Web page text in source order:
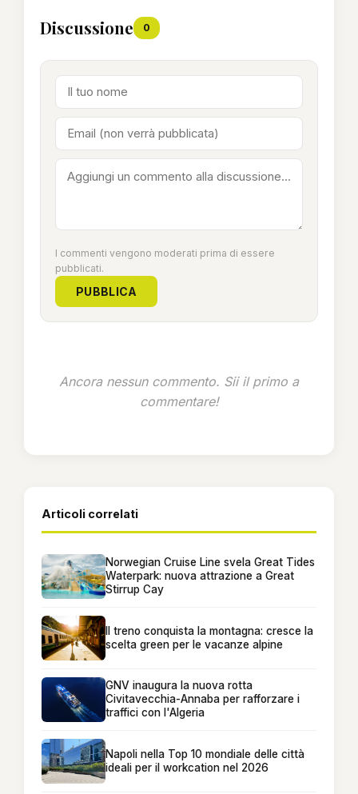
Discussione 0
I commenti vengono moderati prima di essere
pubblicati.
PUBBLICA
Ancora nessun commento. Sii il primo a
commentare!
Articoli correlati
Norwegian Cruise Line svela Great Tides
Waterpark: nuova attrazione a Great
Stirrup Cay
Il treno conquista la montagna: cresce la
scelta green per le vacanze alpine
GNV inaugura la nuova rotta
Civitavecchia-Annaba per rafforzare i
traffici con l'Algeria
Napoli nella Top 10 mondiale delle città
ideali per il workcation nel 2026